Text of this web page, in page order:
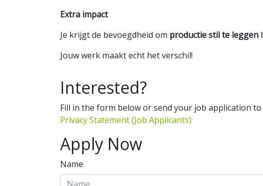
Extra impact
Je krijgt de bevoegdheid om productie stil te leggen
Jouw werk maakt echt het verschil!
Interested?
Fill in the form below or send your job application to
Privacy Statement (Job Applicants)
Apply Now
Name